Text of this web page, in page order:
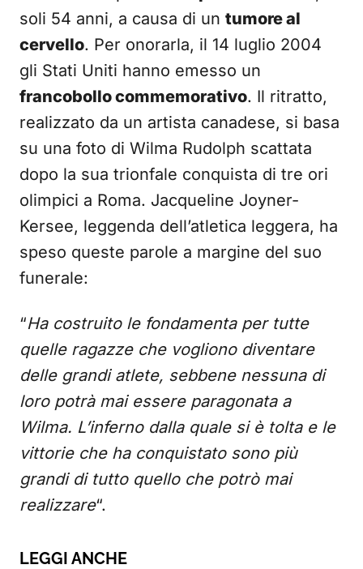
soli 54 anni, a causa di un tumore al
cervello. Per onorarla, il 14 luglio 2004
gli Stati Uniti hanno emesso un
francobollo commemorativo. Il ritratto,
realizzato da un artista canadese, si basa
su una foto di Wilma Rudolph scattata
dopo la sua trionfale conquista di tre ori
olimpici a Roma. Jacqueline Joyner-
Kersee, leggenda dell’atletica leggera, ha
speso queste parole a margine del suo
funerale:
“Ha costruito le fondamenta per tutte
quelle ragazze che vogliono diventare
delle grandi atlete, sebbene nessuna di
loro potrà mai essere paragonata a
Wilma. L’inferno dalla quale si è tolta e le
vittorie che ha conquistato sono più
grandi di tutto quello che potrò mai
realizzare“.
LEGGI ANCHE